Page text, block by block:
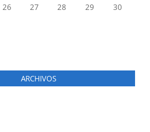
26 27 28 29
30
ARCHIVOS